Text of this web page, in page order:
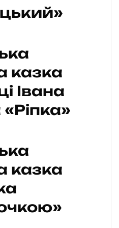
казка
Івана
казка